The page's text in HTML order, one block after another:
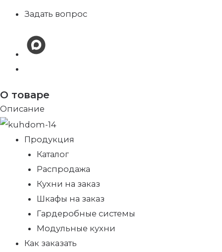
Задать вопрос
О товаре
Описание
Продукция
Каталог
Распродажа
Кухни на заказ
Шкафы на заказ
Гардеробные системы
Модульные кухни
Как заказать